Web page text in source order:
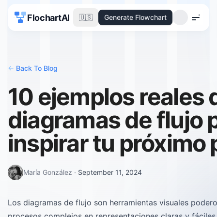
FlochartAI 🇺🇸 Generate Flowchart
Menu
<- Back To Blog
10 ejemplos reales
diagramas de flujo
inspirar tu próximo
María González · September 11, 2024
Los diagramas de flujo son herramientas visuales